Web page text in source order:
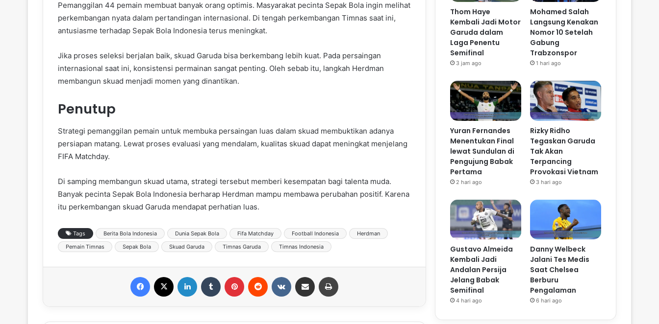
Pemanggilan 44 pemain membuat banyak orang optimis. Masyarakat pecinta Sepak Bola ingin melihat
perkembangan nyata dalam pertandingan internasional. Di tengah perkembangan Timnas saat ini,
antusiasme terhadap Sepak Bola Indonesia terus meningkat.
Jika proses seleksi berjalan baik, skuad Garuda bisa berkembang lebih kuat. Pada persaingan
internasional saat ini, konsistensi permainan sangat penting. Oleh sebab itu, langkah Herdman
membangun skuad menjadi momen yang dinantikan.
Penutup
Strategi pemanggilan pemain untuk membuka persaingan luas dalam skuad membuktikan adanya
persiapan matang. Lewat proses evaluasi yang mendalam, kualitas skuad dapat meningkat menjelang
FIFA Matchday.
Di samping membangun skuad utama, strategi tersebut memberi kesempatan bagi talenta muda.
Banyak pecinta Sepak Bola Indonesia berharap Herdman mampu membawa perubahan positif. Karena
itu perkembangan skuad Garuda mendapat perhatian luas.
Tags Berita Bola Indonesia Dunia Sepak Bola Fifa Matchday Football Indonesia
Herdman
Pemain Timnas
Sepak Bola Skuad Garuda Timnas Garuda Timnas Indonesia
Thom Haye
Kembali Jadi Motor
Garuda dalam
Laga Penentu
Semifinal
3 jam ago
Mohamed Salah
Langsung Kenakan
Nomor 10 Setelah
Gabung
Trabzonspor
1 hari ago
Yuran Fernandes
Menentukan Final
lewat Sundulan di
Pengujung Babak
Pertama
2 hari ago
Rizky Ridho
Tegaskan Garuda
Tak Akan
Terpancing
Provokasi Vietnam
3 hari ago
Gustavo Almeida
Kembali Jadi
Andalan Persija
Jelang Babak
Semifinal
4 hari ago
Danny Welbeck
Jalani Tes Medis
Saat Chelsea
Berburu
Pengalaman
6 hari ago